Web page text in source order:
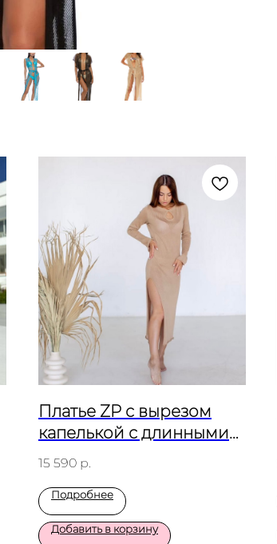
Платье ZP с вырезом
капелькой с длинными
рукавами Песочный
15 590 р.
Подробнее
Добавить в корзину